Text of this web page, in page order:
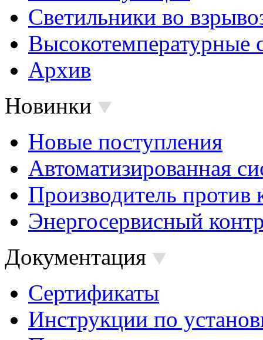
Светильники во
Высокотемпературные
Архив
Новинки
Новые поступления
Автоматизированная
Производитель против
Энергосервисный
Документация
Сертификаты
Инструкции по